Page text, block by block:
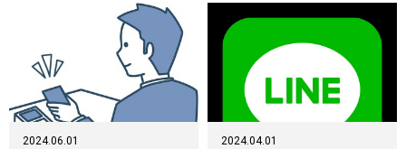
2024.06.01 2024.04.01